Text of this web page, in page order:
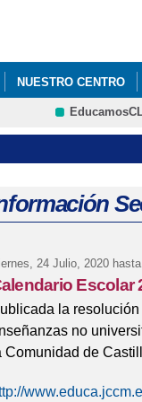
NUESTRO CENTRO
PLAN DE LECTURA
24 Julio, 2020
Escolar
la
no
Comunidad de